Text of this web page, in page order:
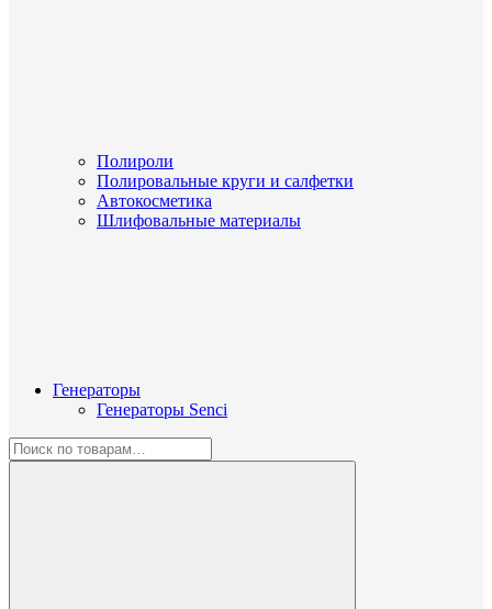
Полироли
Полировальные круги и салфетки
Автокосметика
Шлифовальные материалы
Генераторы
Генераторы Senci